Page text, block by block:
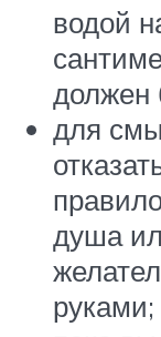
водой
должен
для
душа
руками;